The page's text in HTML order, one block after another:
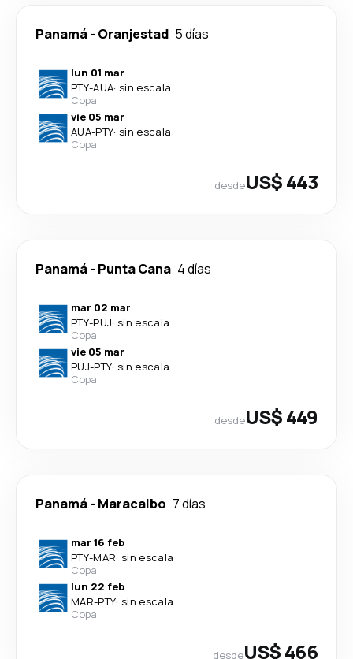
Panamá- Oranjestad 5 días
lun 01 mar
PTY-AUA· sin escala
Copa
vie 05 mar
AUA-PTY· sin escala
Copa
desdeUS$ 443
Panamá- Punta Cana 4 días
mar 02 mar
PTY-PUJ· sin escala
Copa
vie 05 mar
PUJ-PTY· sin escala
Copa
desdeUS$ 449
Panamá- Maracaibo 7 días
mar 16 feb
PTY-MAR· sin escala
Copa
lun 22 feb
MAR-PTY· sin escala
Copa
desdeUS$ 466